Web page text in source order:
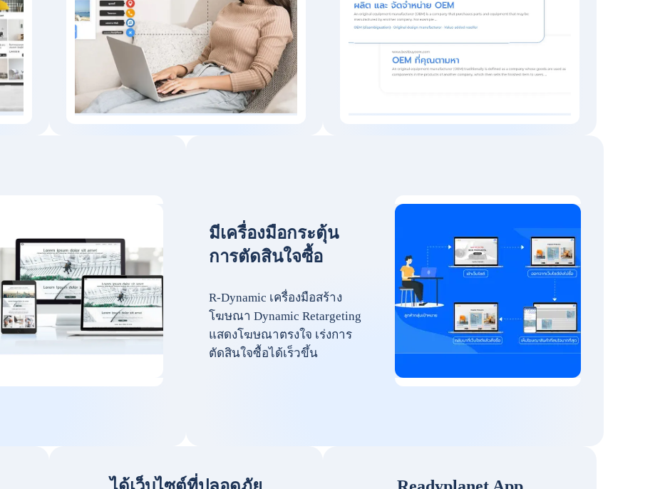
มีเครื่องมือกระตุ้น
การตัดสินใจซื้อ
R-Dynamic เครื่องมือสร้าง
โฆษณา Dynamic Retargeting
แสดงโฆษณาตรงใจ เร่งการ
ตัดสินใจซื้อได้เร็วขึ้น